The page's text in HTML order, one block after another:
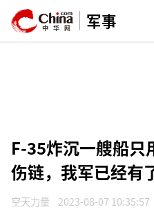
军事
F-35炸沉一艘船只
伤链，我军已经有
空天力量 2023-08-07 10:35:57